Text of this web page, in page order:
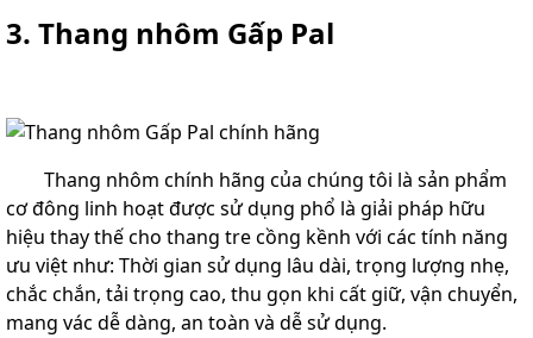
3. Thang nhôm Gấp Pal
Thang nhôm chính hãng của chúng tôi là sản phẩm
cơ đông linh hoạt được sử dụng phổ là giải pháp hữu
hiệu thay thế cho thang tre cồng kềnh với các tính năng
ưu việt như: Thời gian sử dụng lâu dài, trọng lượng nhẹ,
chắc chắn, tải trọng cao, thu gọn khi cất giữ, vận chuyển,
mang vác dễ dàng, an toàn và dễ sử dụng.